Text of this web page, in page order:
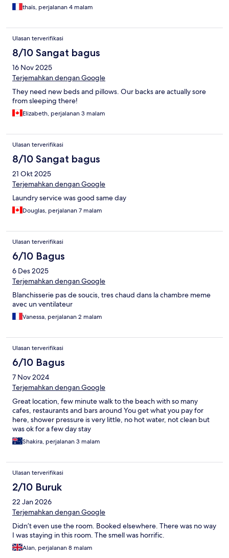
thaïs, perjalanan 4 malam
Ulasan terverifikasi
8/10 Sangat bagus
16 Nov 2025
Terjemahkan dengan Google
They need new beds and pillows. Our backs are actually sore
from sleeping there!
Elizabeth, perjalanan 3 malam
Ulasan terverifikasi
8/10 Sangat bagus
21 Okt 2025
Terjemahkan dengan Google
Laundry service was good same day
Douglas, perjalanan 7 malam
Ulasan terverifikasi
6/10 Bagus
6 Des 2025
Terjemahkan dengan Google
Blanchisserie pas de soucis, tres chaud dans la chambre meme
avec un ventilateur
Vanessa, perjalanan 2 malam
Ulasan terverifikasi
6/10 Bagus
7 Nov 2024
Terjemahkan dengan Google
Great location, few minute walk to the beach with so many
cafes, restaurants and bars around You get what you pay for
here, shower pressure is very little, no hot water, not clean but
was ok for a few day stay
Shakira, perjalanan 3 malam
Ulasan terverifikasi
2/10 Buruk
22 Jan 2026
Terjemahkan dengan Google
Didn’t even use the room. Booked elsewhere. There was no way
I was staying in this room. The smell was horrific.
Alan, perjalanan 8 malam